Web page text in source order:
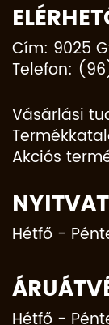
Cím: 9025
Telefon:
Vásárlási
Akciós
Hétfő -
Hétfő -